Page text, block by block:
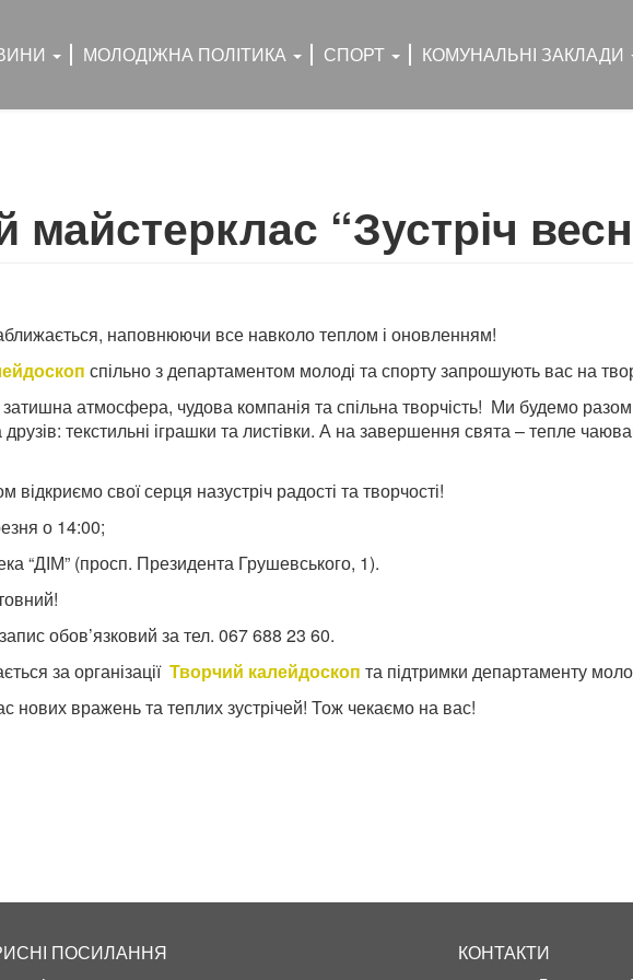
МОЛОДІЖНА ПОЛІТИКА СПОРТ КОМУНАЛЬНІ ЗАКЛАДИ
“Зустріч
наповнюючи все навколо теплом і оновленням!
спільно з департаментом молоді та спорту запрошують вас на
атмосфера, чудова компанія та спільна творчість! Ми будемо
друзів: текстильні іграшки та листівки. А на завершення свята – тепле
відкриємо свої серця назустріч радості та творчості!
о 14:00;
“ДІМ” (просп. Президента Грушевського, 1).
обов’язковий за тел. 067 688 23 60.
за організації Творчий калейдоскоп та підтримки департаменту
нових вражень та теплих зустрічей! Тож чекаємо на вас!
ПОСИЛАННЯ
КОНТАКТИ